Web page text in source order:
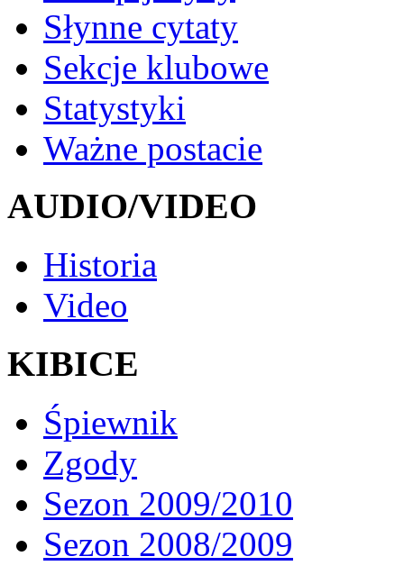
Słynne cytaty
Sekcje klubowe
Statystyki
Ważne postacie
AUDIO/VIDEO
Historia
Video
KIBICE
Śpiewnik
Zgody
Sezon 2009/2010
Sezon 2008/2009